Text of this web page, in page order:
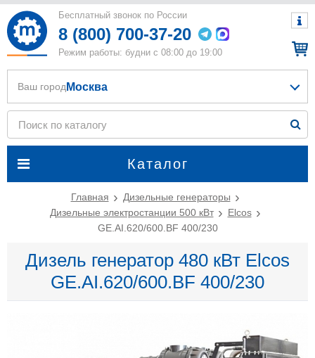
Бесплатный звонок по России
8 (800) 700-37-20
Режим работы: будни с 08:00 до 19:00
Каталог
Ваш город Москва
Главная
Дизельные генераторы
Дизельные электростанции 500 кВт
Elcos
GE.AI.620/600.BF 400/230
Дизель генератор 480 кВт Elcos
GE.AI.620/600.BF 400/230